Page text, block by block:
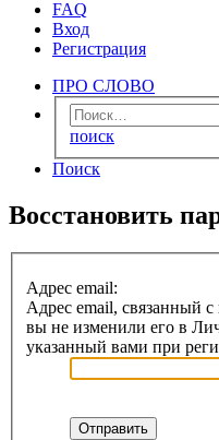
FAQ
Вход
Регистрация
ПРО СЛОВО
поиск
Поиск
Восстановить
Адрес email:
Адрес email, связанный
вы не изменили его в
указанный вами при